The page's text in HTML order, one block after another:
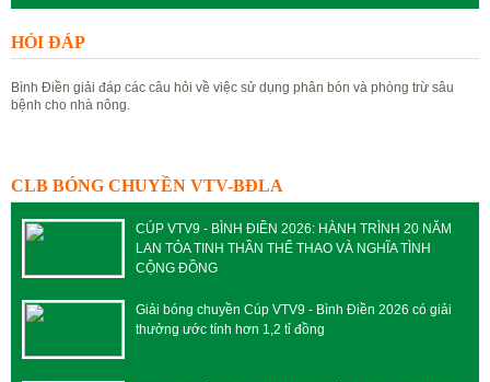
HỎI ĐÁP
Bình Điền giải đáp các câu hỏi về việc sử dụng phân bón và phòng trừ sâu
bệnh cho nhà nông.
CLB BÓNG CHUYỀN VTV-BĐLA
CÚP VTV9 - BÌNH ĐIỀN 2026: HÀNH TRÌNH 20 NĂM
LAN TỎA TINH THẦN THỂ THAO VÀ NGHĨA TÌNH
CỘNG ĐỒNG
Giải bóng chuyền Cúp VTV9 - Bình Điền 2026 có giải
thưởng ước tính hơn 1,2 tỉ đồng